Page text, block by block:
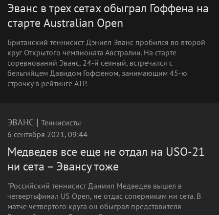
Эванс в трех сетах обыграл Гоффена на
старте Australian Open
Британский теннисист Дэниел Эванс пробился во второй
круг Открытого чемпионата Австралии. На старте
соревнований Эванс, 24-й сеяный, встречался с
бельгийцем Давидом Гоффеном, занимающим 45-ю
строчку в рейтинге ATP.
ЭВАНС | Теннисисты
6 сентября 2021, 09:44
Медведев все еще не отдал на USO-21
ни сета – Эвансу тоже
"Российский теннисист Даниил Медведев вышел в
четвертьфинал US Open, не отдас соперникам ни сета. В
матче четвертого круга он обыграл представителя